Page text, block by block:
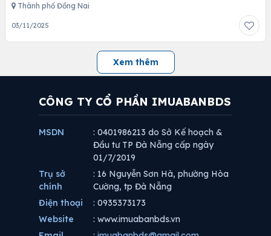
Thành phố Đồng Nai
03/11/2025
Xem thêm
CÔNG TY CỔ PHẦN IMUABANBDS
MSDN
: 0401986213 do Sở Kế hoạch &
Đầu tư TP Đà Nẵng cấp ngày
01/7/2019
Trụ sở
chính
: 16 Nguyễn Sơn Hà, phường Hòa
Cường, tp Đà Nẵng
Điện thoại
: 0935373173
Website
: www.imuabanbds.vn